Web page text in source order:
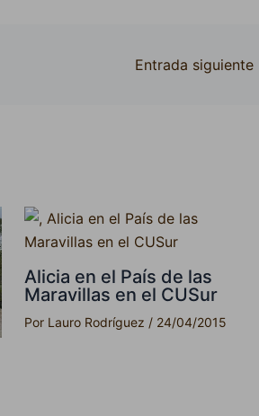
Entrada siguiente
Alicia en el País de las
Maravillas en el CUSur
Por Lauro Rodríguez / 24/04/2015